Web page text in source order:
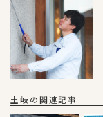
土岐の関連記事